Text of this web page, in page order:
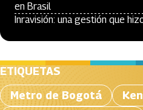
en Brasil
Inravisión: una gestión que
ETIQUETAS
Metro de Bogotá